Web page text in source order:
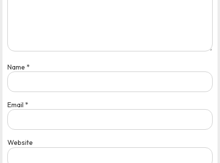
Name *
Email *
Website